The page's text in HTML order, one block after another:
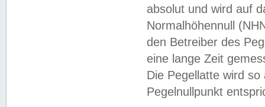
absolut und wird auf
Normalhöhennull
den Betreiber des
eine lange Zeit
Die Pegellatte wird
Pegelnullpunkt